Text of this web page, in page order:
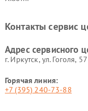
Ремонт стиральных
Контакты сервис
Адрес сервисного
г. Иркутск, ул. ​Гоголя, 57
Горячая линия:
+7 (395) 240-73-88